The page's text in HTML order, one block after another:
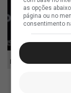
Franclim Carvalho
as opções
página ou no
consentimento